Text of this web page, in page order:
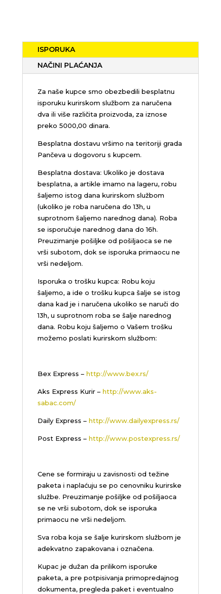
ISPORUKA
NAČINI PLAĆANJA
Za naše kupce smo obezbedili besplatnu
isporuku kurirskom službom za naručena
dva ili više različita proizvoda, za iznose
preko 5000,00 dinara.
Besplatna dostavu vršimo na teritoriji grada
Pančeva u dogovoru s kupcem.
Besplatna dostava: Ukoliko je dostava
besplatna, a artikle imamo na lageru, robu
šaljemo istog dana kurirskom službom
(ukoliko je roba naručena do 13h, u
suprotnom šaljemo narednog dana). Roba
se isporučuje narednog dana do 16h.
Preuzimanje pošiljke od pošiljaoca se ne
vrši subotom, dok se isporuka primaocu ne
vrši nedeljom.
Isporuka o trošku kupca: Robu koju
šaljemo, a ide o trošku kupca šalje se istog
dana kad je i naručena ukoliko se naruči do
13h, u suprotnom roba se šalje narednog
dana. Robu koju šaljemo o Vašem trošku
možemo poslati kurirskom službom:
Bex Express – http://www.bex.rs/
Aks Express Kurir – http://www.aks-
sabac.com/
Daily Express – http://www.dailyexpress.rs/
Post Express – http://www.postexpress.rs/
Cene se formiraju u zavisnosti od težine
paketa i naplaćuju se po cenovniku kurirske
službe. Preuzimanje pošiljke od pošiljaoca
se ne vrši subotom, dok se isporuka
primaocu ne vrši nedeljom.
Sva roba koja se šalje kurirskom službom je
adekvatno zapakovana i označena.
Kupac je dužan da prilikom isporuke
paketa, a pre potpisivanja primopredajnog
dokumenta, pregleda paket i eventualno